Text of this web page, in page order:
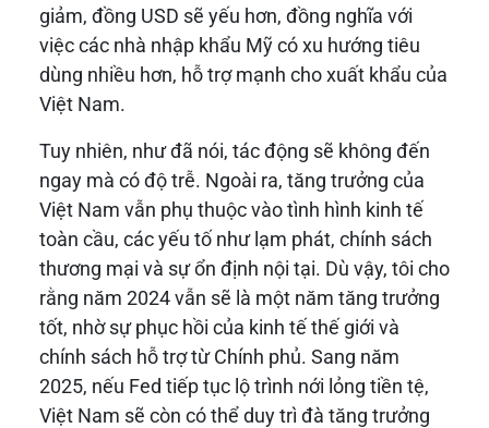
giảm, đồng USD sẽ yếu hơn, đồng nghĩa với
việc các nhà nhập khẩu Mỹ có xu hướng tiêu
dùng nhiều hơn, hỗ trợ mạnh cho xuất khẩu của
Việt Nam.
Tuy nhiên, như đã nói, tác động sẽ không đến
ngay mà có độ trễ. Ngoài ra, tăng trưởng của
Việt Nam vẫn phụ thuộc vào tình hình kinh tế
toàn cầu, các yếu tố như lạm phát, chính sách
thương mại và sự ổn định nội tại. Dù vậy, tôi cho
rằng năm 2024 vẫn sẽ là một năm tăng trưởng
tốt, nhờ sự phục hồi của kinh tế thế giới và
chính sách hỗ trợ từ Chính phủ. Sang năm
2025, nếu Fed tiếp tục lộ trình nới lỏng tiền tệ,
Việt Nam sẽ còn có thể duy trì đà tăng trưởng